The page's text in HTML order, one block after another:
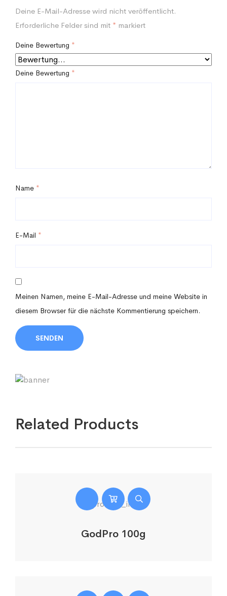
Deine E-Mail-Adresse wird nicht veröffentlicht.
Erforderliche Felder sind mit * markiert
Deine Bewertung *
Deine Bewertung *
Name *
E-Mail *
Meinen Namen, meine E-Mail-Adresse und meine Website in
diesem Browser für die nächste Kommentierung speichern.
Related Products
GodPro 100g